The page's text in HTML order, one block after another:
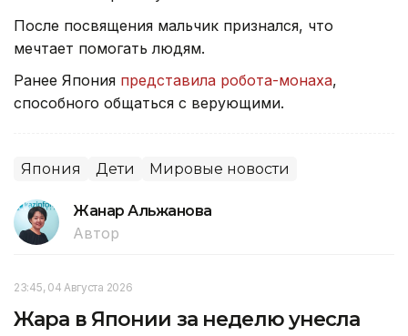
После посвящения мальчик признался, что
мечтает помогать людям.
Ранее Япония представила робота-монаха,
способного общаться с верующими.
Япония Дети Мировые новости
Жанар Альжанова
Автор
23:45, 04 Августа 2026
Жара в Японии за неделю унесла